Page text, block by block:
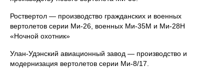
Роствертол — производство гражданских и военных
вертолетов серии Ми-26, военных Ми-35М и Ми-28Н
«Ночной охотник»
Улан-Удэнский авиационный завод — производство и
модернизация вертолетов серии Ми-8/17.